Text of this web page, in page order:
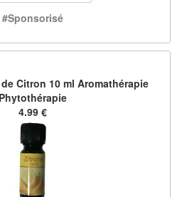
#Sponsorisé
Citron 10 ml Aromathérapie
Phytothérapie
4.99 €